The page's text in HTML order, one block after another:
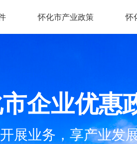
怀化市产业政策 怀
企业优惠
展业务，享产业发